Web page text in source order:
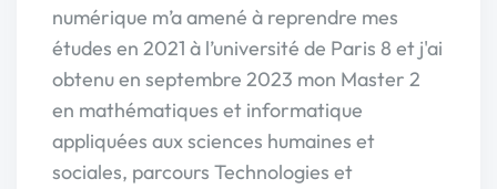
numérique m’a amené à reprendre mes
études en 2021 à l’université de Paris 8 et j'ai
obtenu en septembre 2023 mon Master 2
en mathématiques et informatique
appliquées aux sciences humaines et
sociales, parcours Technologies et